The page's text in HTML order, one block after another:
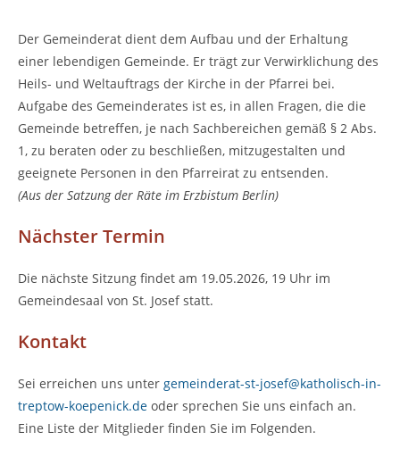
Der Gemeinderat dient dem Aufbau und der Erhaltung
einer lebendigen Gemeinde. Er trägt zur Verwirklichung des
Heils- und Weltauftrags der Kirche in der Pfarrei bei.
Aufgabe des Gemeinderates ist es, in allen Fragen, die die
Gemeinde betreffen, je nach Sachbereichen gemäß § 2 Abs.
1, zu beraten oder zu beschließen, mitzugestalten und
geeignete Personen in den Pfarreirat zu entsenden.
(Aus der Satzung der Räte im Erzbistum Berlin)
Nächster Termin
Die nächste Sitzung findet am 19.05.2026, 19 Uhr im
Gemeindesaal von St. Josef statt.
Kontakt
Sei erreichen uns unter gemeinderat-st-josef@katholisch-in-
treptow-koepenick.de oder sprechen Sie uns einfach an.
Eine Liste der Mitglieder finden Sie im Folgenden.